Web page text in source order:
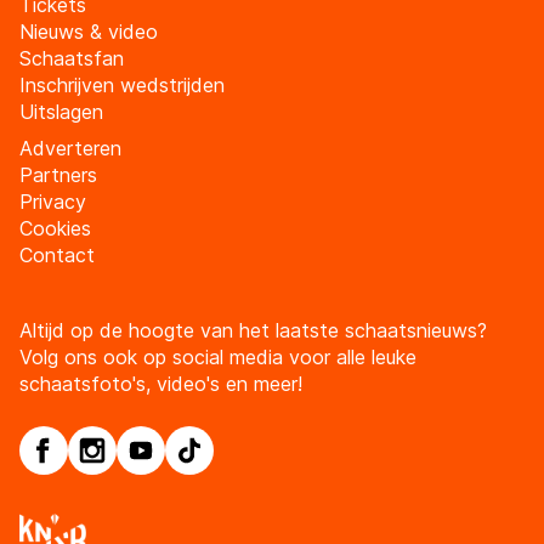
Tickets
Nieuws & video
Schaatsfan
Inschrijven wedstrijden
Uitslagen
Adverteren
Partners
Privacy
Cookies
Contact
Altijd op de hoogte van het laatste schaatsnieuws?
Volg ons ook op social media voor alle leuke
schaatsfoto's, video's en meer!